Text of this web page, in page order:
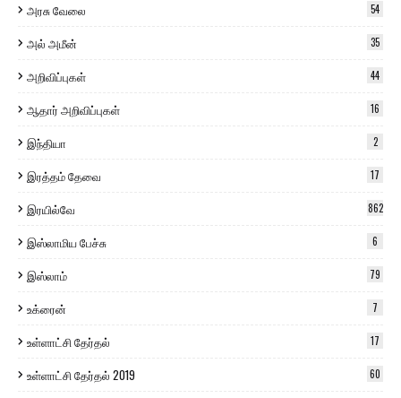
அரசு வேலை 54
அல் அமீன் 35
அறிவிப்புகள் 44
ஆதார் அறிவிப்புகள் 16
இந்தியா 2
இரத்தம் தேவை 17
இரயில்வே 862
இஸ்லாமிய பேச்சு 6
இஸ்லாம் 79
உக்ரைன் 7
உள்ளாட்சி தேர்தல் 17
உள்ளாட்சி தேர்தல் 2019 60